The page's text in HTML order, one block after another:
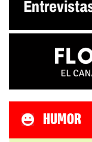
HUMOR